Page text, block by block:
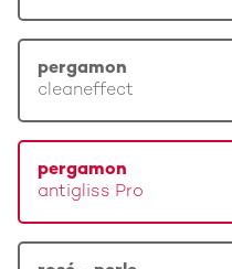
pergamon
cleaneffect
pergamon
antigliss Pro